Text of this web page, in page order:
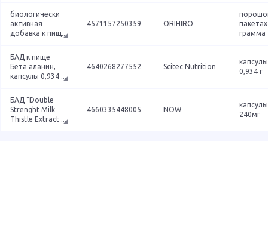
биологически
активная
добавка к пищ...
4571157250359 ORIHIRO
грамма
БАД к пище
Бета аланин,
капсулы 0,934 ...
4640268277552 Scitec Nutrition
0,934 г
БАД "Double
Strenght Milk
Thistle Extract ...
4660335448005 NOW
240мг